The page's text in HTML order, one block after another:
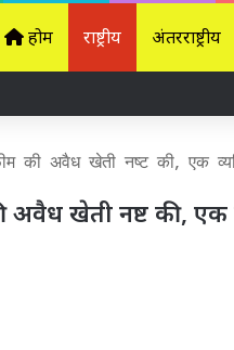
होम राष्ट्रीय अंतरराष्ट्रीय
अवैध खेती नष्ट की, एक
खेती नष्ट की, एक